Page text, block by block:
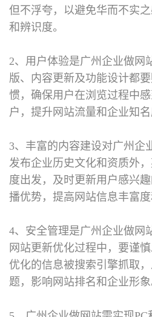
但不浮夸，以避免华而不实
和辨识度。
2、用户体验是广州企业做网
版、内容更新及功能设计都
惯，确保用户在浏览过程中
户，提升网站流量和企业知名
3、丰富的内容建设对广州企
发布企业历史文化和资质外
度出发，及时更新用户感兴
播优势，提高网站信息丰富度
4、安全管理是广州企业做网
网站更新优化过程中，要谨
优化的信息被搜索引擎抓取
题，影响网站排名和企业形象